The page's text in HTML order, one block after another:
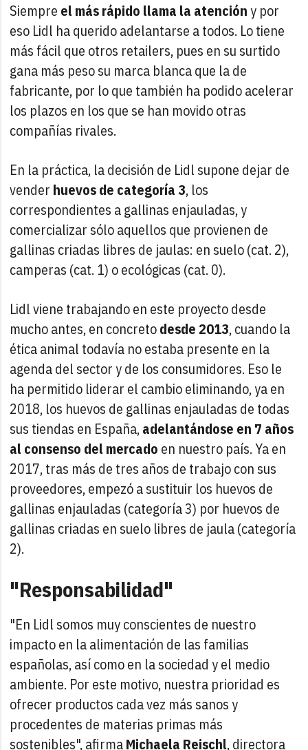
Siempre el más rápido llama la atencióny por
eso Lidl ha querido adelantarse a todos. Lo tiene
más fácil que otros retailers, pues en su surtido
gana más peso su marca blanca que la de
fabricante, por lo que también ha podido acelerar
los plazos en los que se han movido otras
compañías rivales.
En la práctica, la decisión de Lidl supone dejar de
vender huevos de categoría 3, los
correspondientes a gallinas enjauladas, y
comercializar sólo aquellos que provienen de
gallinas criadas libres de jaulas: en suelo (cat. 2),
camperas (cat. 1) o ecológicas (cat. 0).
Lidl viene trabajando en este proyecto desde
mucho antes, en concretodesde 2013, cuando la
ética animal todavía no estaba presente en la
agenda del sector y de los consumidores. Eso le
ha permitido liderar el cambio eliminando, ya en
2018, los huevos de gallinas enjauladas de todas
sus tiendas en España,adelantándose en 7 años
al consenso del mercado en nuestro país. Ya en
2017, tras más de tres años de trabajo con sus
proveedores, empezó a sustituir los huevos de
gallinas enjauladas (categoría 3) por huevos de
gallinas criadas en suelo libres de jaula (categoría
2).
"Responsabilidad"
"En Lidl somos muy conscientes de nuestro
impacto en la alimentación de las familias
españolas, así como en la sociedad y el medio
ambiente. Por este motivo, nuestra prioridad es
ofrecer productos cada vez más sanos y
procedentes de materias primas más
sostenibles", afirmaMichaela Reischl, directora